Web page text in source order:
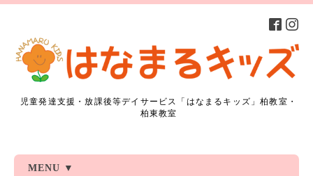
児童発達支援・放課後等デイサービス「はなまるキッズ」柏教室・
柏東教室
MENU ▼